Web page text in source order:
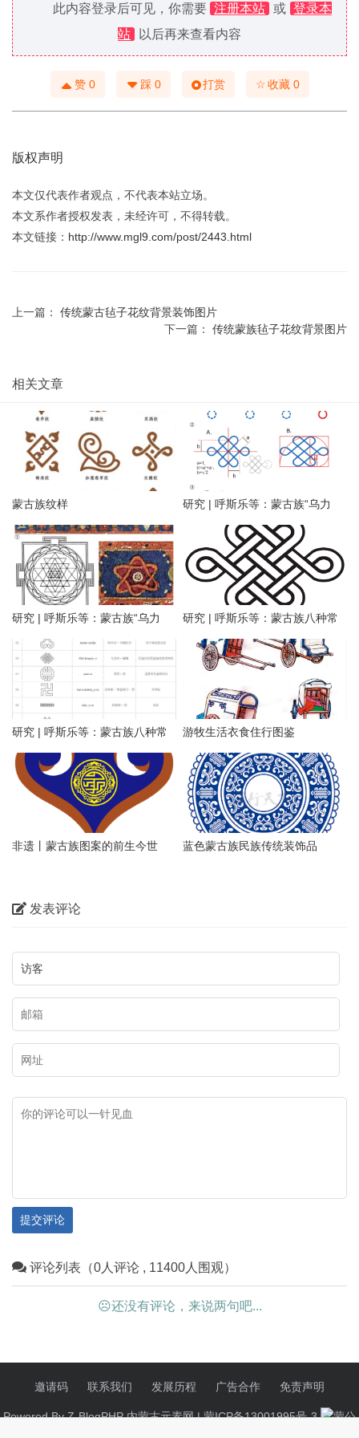
此内容登录后可见，你需要 注册本站 或 登录本
站
以后再来查看内容
赞 0 踩 0 打赏 ☆收藏 0
版权声明
本文仅代表作者观点，不代表本站立场。
本文系作者授权发表，未经许可，不得转载。
本文链接： http://www.mgl9.com/post/2443.html
上一篇： 传统蒙古毡子花纹背景装饰图片
下一篇： 传统蒙族毡子花纹背景图片
相关文章
蒙古族纹样
研究 | 呼斯乐等：蒙古族“乌力
吉”纹样的符意溯源与符形解构
（二）
研究 | 呼斯乐等：蒙古族“乌力
吉”纹样的符意溯源与符形解构
（一）
研究 | 呼斯乐等：蒙古族八种常
见传统纹样称谓及命名认知研究
（二）
研究 | 呼斯乐等：蒙古族八种常
见传统纹样称谓及命名认知研究
（一）
游牧生活衣食住行图鉴
非遗丨蒙古族图案的前生今世 蓝色蒙古族民族传统装饰品
发表评论
提交评论
评论列表（0人评论 , 11400人围观）
☹还没有评论，来说两句吧...
邀请码 联系我们 发展历程 广告合作 免责声明
Powered ByZ-BlogPHP内蒙古元素网 |蒙ICP备13001995号-3
蒙公